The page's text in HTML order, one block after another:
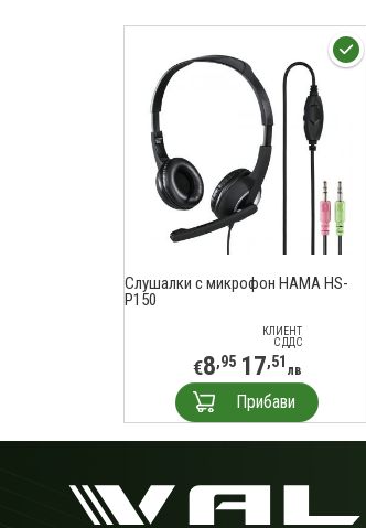
Слушалки с микрофон HAMA HS-
P150
КЛИЕНТ
С ДДС
€8,95 17,51 лв
Прибави